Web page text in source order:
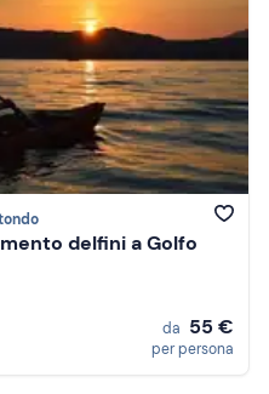
delfini a Golfo
da 55 €
per persona